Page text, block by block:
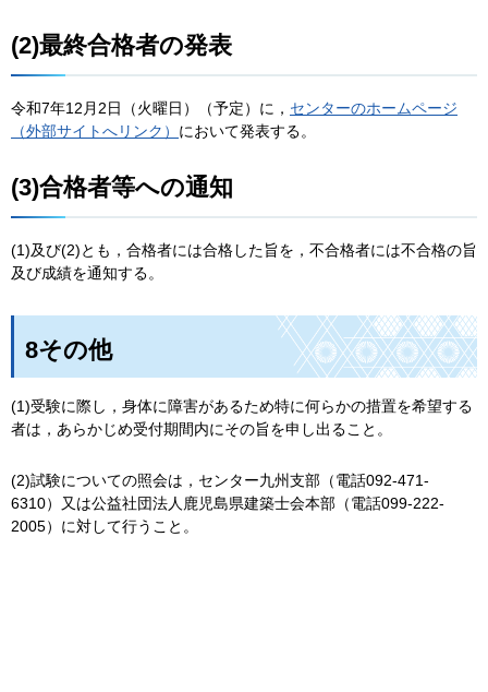
(2)最終合格者の発表
令和7年12月2日（火曜日）（予定）に， センターのホームページ
（外部サイトへリンク） において発表する。
(3)合格者等への通知
(1)及び(2)とも，合格者には合格した旨を，不合格者には不合格の旨
及び成績を通知する。
8その他
(1)受験に際し，身体に障害があるため特に何らかの措置を希望する
者は，あらかじめ受付期間内にその旨を申し出ること。
(2)試験についての照会は，センター九州支部（電話092-471-
6310）又は公益社団法人鹿児島県建築士会本部（電話099-222-
2005）に対して行うこと。